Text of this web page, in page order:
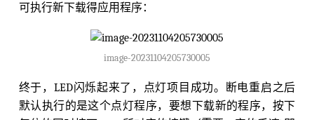
可执行新下载得应用程序：
image-20231104205730005
终于，LED闪烁起来了，点灯项目成功。断电重启之后
默认执行的是这个点灯程序，要想下载新的程序，按下